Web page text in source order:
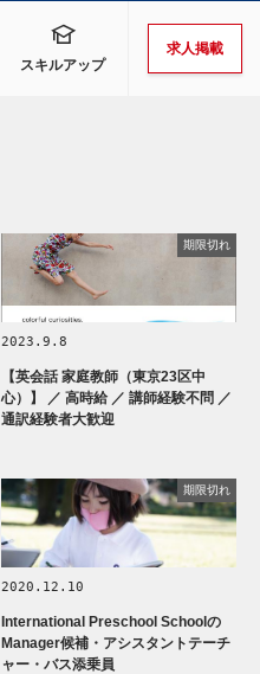
スキルアップ
求人掲載
期限切れ
2023.9.8
【英会話 家庭教師（東京23区中
心）】 ／ 高時給 ／ 講師経験不問 ／
通訳経験者大歓迎
期限切れ
2020.12.10
International Preschool Schoolの
Manager候補・アシスタントテーチ
ャー・バス添乗員